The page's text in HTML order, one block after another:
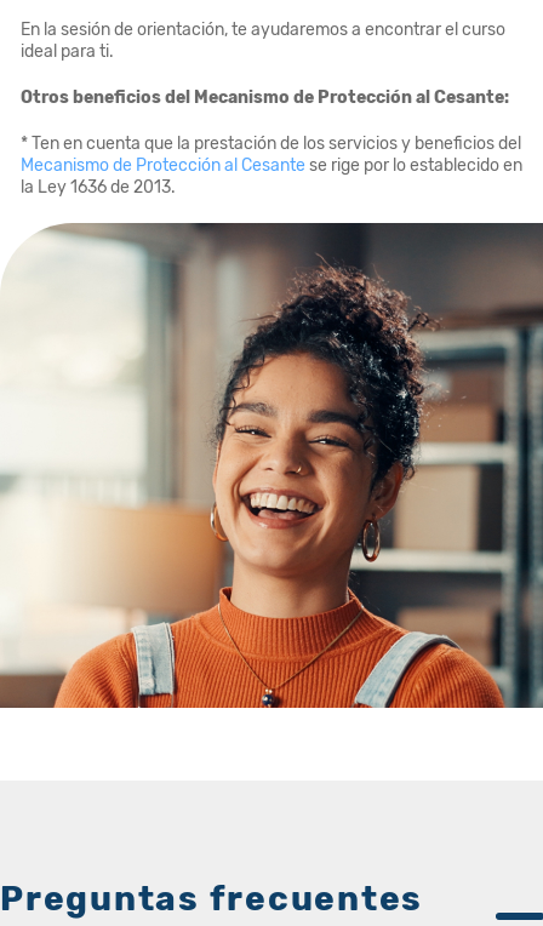
En la sesión de orientación, te ayudaremos a encontrar el curso
ideal para ti.
Otros beneficios del Mecanismo de Protección al Cesante:
* Ten en cuenta que la prestación de los servicios y beneficios del
Mecanismo de Protección al Cesantese rige por lo establecido en
la Ley 1636 de 2013.
Preguntas frecuentes